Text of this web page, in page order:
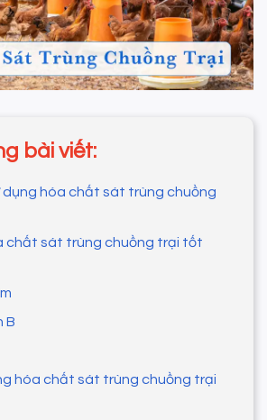
bài viết:
dụng hóa chất sát trùng chuồng
chất sát trùng chuồng trại tốt
B
hóa chất sát trùng chuồng trại